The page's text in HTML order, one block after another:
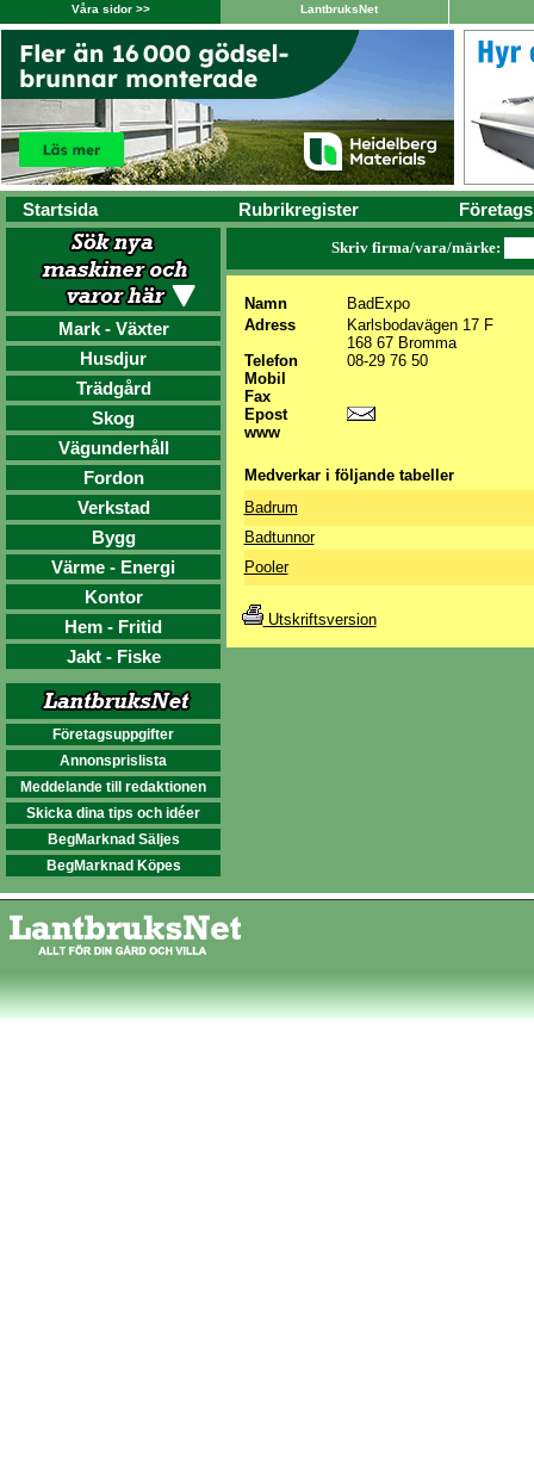
Våra sidor >> LantbruksNet
Startsida Rubrikregister
Mark - Växter
Husdjur
Trädgård
Skog
Vägunderhåll
Fordon
Verkstad
Bygg
Värme - Energi
Kontor
Hem - Fritid
Jakt - Fiske
Företagsuppgifter
Annonsprislista
Meddelande till redaktionen
Skicka dina tips och idéer
BegMarknad Säljes
BegMarknad Köpes
Skriv firma/vara/märke:
Namn
BadExpo
Adress
Karlsbodavägen 17 F
168 67 Bromma
Telefon
08-29 76 50
Mobil
Fax
Epost
www
Medverkar i följande tabeller
Badrum
Badtunnor
Pooler
Utskriftsversion